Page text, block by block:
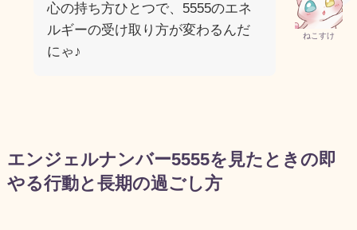
ねこすけ
心の持ち方ひとつで、5555のエネ
ルギーの受け取り方が変わるんだ
にゃ♪
エンジェルナンバー5555を見たときの即
やる行動と長期の過ごし方